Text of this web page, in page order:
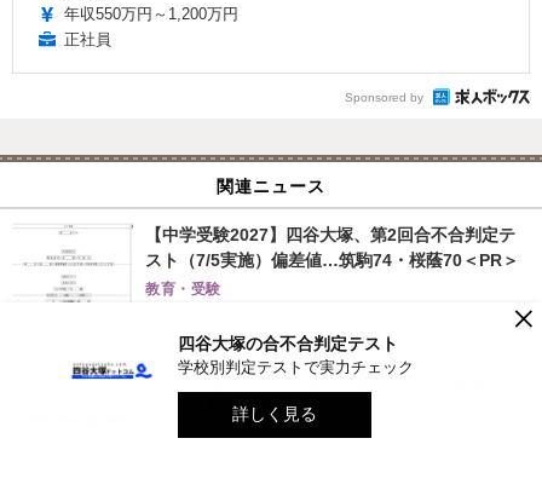
年収550万円～1,200万円
正社員
Sponsored by
関連ニュース
【中学受験2027】四谷大塚、第2回合不合判定テ
スト（7/5実施）偏差値…筑駒74・桜蔭70＜PR＞
教育・受験
【中学受験2027】栄東中、東大特待に算数重視
型…2科判定へ
教育・受験
×
四谷大塚の合不合判定テスト
学校別判定テストで実力チェック
詳しく見る